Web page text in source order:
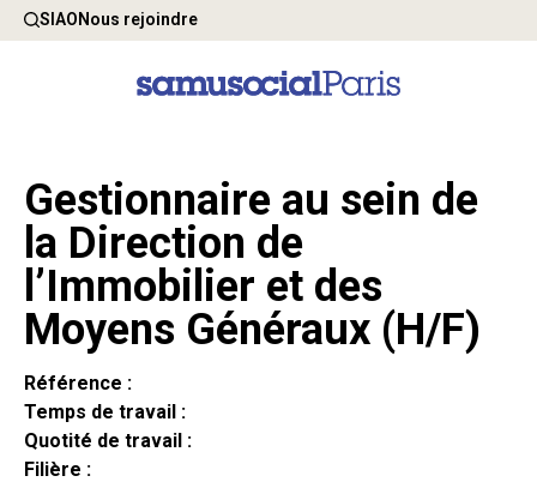
SIAONous rejoindre
Gestionnaire au sein de
la Direction de
l’Immobilier et des
Moyens Généraux (H/F)
Référence :
Temps de travail :
Quotité de travail :
Filière :